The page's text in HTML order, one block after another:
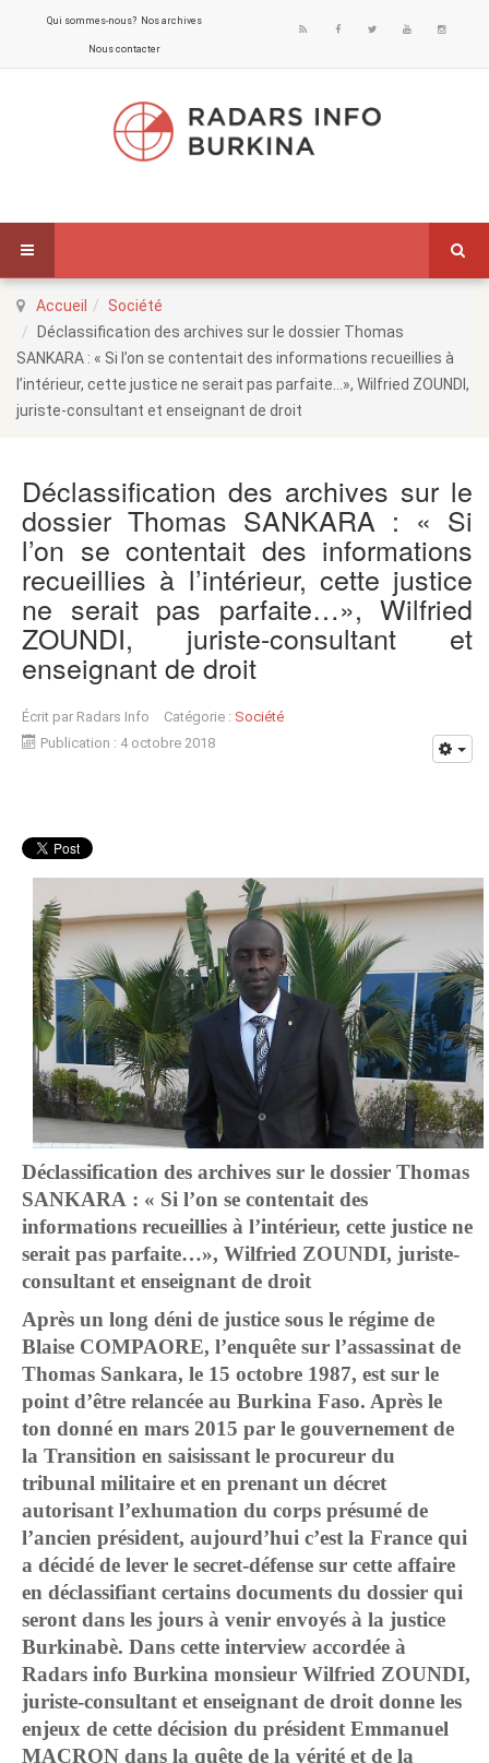
Qui sommes-nous? Nos archives
Nous contacter
Accueil
Société
Déclassification des archives sur le dossier Thomas
SANKARA : « Si l’on se contentait des informations recueillies à
l’intérieur, cette justice ne serait pas parfaite…», Wilfried ZOUNDI,
juriste-consultant et enseignant de droit
Déclassification des archives sur le
dossier Thomas SANKARA : « Si
l’on se contentait des informations
recueillies à l’intérieur, cette justice
ne serait pas parfaite…», Wilfried
ZOUNDI, juriste-consultant et
enseignant de droit
Écrit par Radars Info Catégorie : Société
Publication : 4 octobre 2018
Déclassification des archives sur le dossier Thomas
SANKARA : « Si l’on se contentait des
informations recueillies à l’intérieur, cette justice ne
serait pas parfaite…», Wilfried ZOUNDI, juriste-
consultant et enseignant de droit
Après un long déni de justice sous le régime de
Blaise COMPAORE, l’enquête sur l’assassinat de
Thomas Sankara, le 15 octobre 1987, est sur le
point d’être relancée au Burkina Faso. Après le
ton donné en mars 2015 par le gouvernement de
la Transition en saisissant le procureur du
tribunal militaire et en prenant un décret
autorisant l’exhumation du corps présumé de
l’ancien président, aujourd’hui c’est la France qui
a décidé de lever le secret-défense sur cette affaire
en déclassifiant certains documents du dossier qui
seront dans les jours à venir envoyés à la justice
Burkinabè. Dans cette interview accordée à
Radars info Burkina monsieur Wilfried ZOUNDI,
juriste-consultant et enseignant de droit donne les
enjeux de cette décision du président Emmanuel
MACRON dans la quête de la vérité et de la